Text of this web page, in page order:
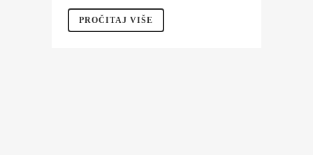
PROČITAJ VIŠE